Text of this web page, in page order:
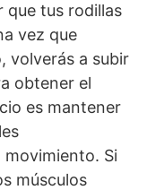
que tus rodillas
vez que
volverás a subir
obtener el
es mantener
Si
músculos